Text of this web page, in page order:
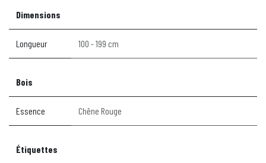
Dimensions
Longueur 100 - 199 cm
Bois
Essence Chêne Rouge
Étiquettes